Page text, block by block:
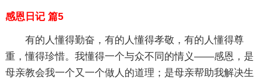
感恩日记 篇5
有的人懂得勤奋，有的人懂得孝敬，有的人懂得尊
重，懂得珍惜。我懂得一个与众不同的情义——感恩，是
母亲教会我一个又一个做人的道理；是母亲帮助我解决生